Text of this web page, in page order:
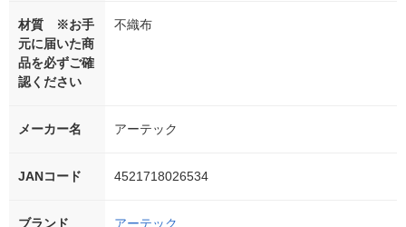
材質 ※お手
元に届いた商
品を必ずご確
認ください
不織布
メーカー名 アーテック
JANコード 4521718026534
ブランド アーテック